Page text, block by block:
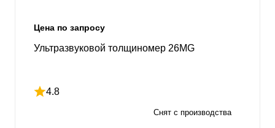
Цена по запросу
Ультразвуковой толщиномер 26MG
4.8
Рейтинг 4.8 из 5
Снят с производства